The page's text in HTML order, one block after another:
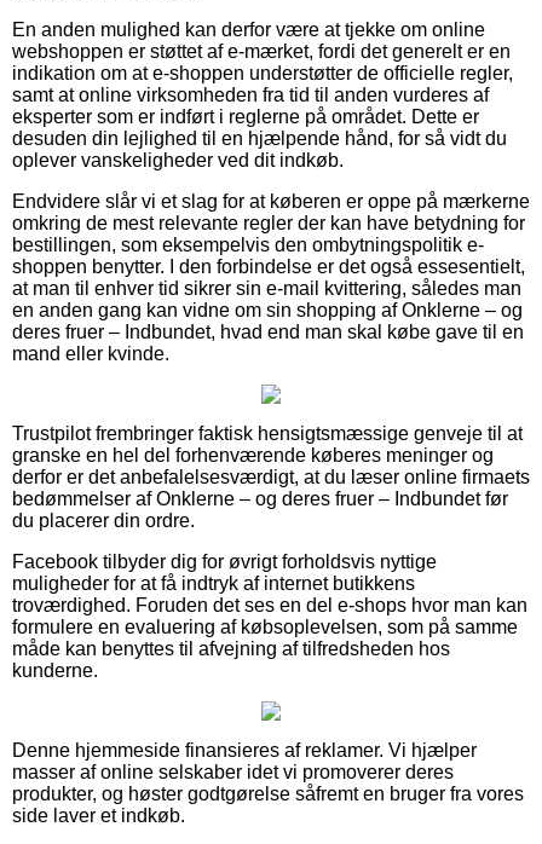
En anden mulighed kan derfor være at tjekke om online
webshoppen er støttet af e-mærket, fordi det generelt er en
indikation om at e-shoppen understøtter de officielle regler,
samt at online virksomheden fra tid til anden vurderes af
eksperter som er indført i reglerne på området. Dette er
desuden din lejlighed til en hjælpende hånd, for så vidt du
oplever vanskeligheder ved dit indkøb.
Endvidere slår vi et slag for at køberen er oppe på mærkerne
omkring de mest relevante regler der kan have betydning for
bestillingen, som eksempelvis den ombytningspolitik e-
shoppen benytter. I den forbindelse er det også essesentielt,
at man til enhver tid sikrer sin e-mail kvittering, således man
en anden gang kan vidne om sin shopping af Onklerne – og
deres fruer – Indbundet, hvad end man skal købe gave til en
mand eller kvinde.
Trustpilot frembringer faktisk hensigtsmæssige genveje til at
granske en hel del forhenværende køberes meninger og
derfor er det anbefalelsesværdigt, at du læser online firmaets
bedømmelser af Onklerne – og deres fruer – Indbundet før
du placerer din ordre.
Facebook tilbyder dig for øvrigt forholdsvis nyttige
muligheder for at få indtryk af internet butikkens
troværdighed. Foruden det ses en del e-shops hvor man kan
formulere en evaluering af købsoplevelsen, som på samme
måde kan benyttes til afvejning af tilfredsheden hos
kunderne.
Denne hjemmeside finansieres af reklamer. Vi hjælper
masser af online selskaber idet vi promoverer deres
produkter, og høster godtgørelse såfremt en bruger fra vores
side laver et indkøb.